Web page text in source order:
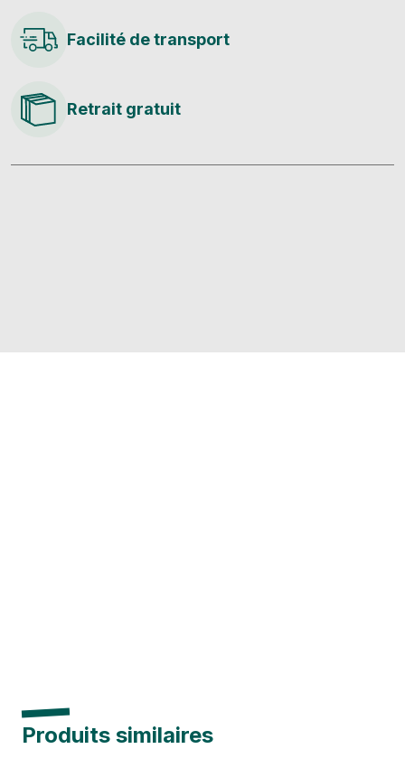
Facilité de transport
Retrait gratuit
Produits similaires